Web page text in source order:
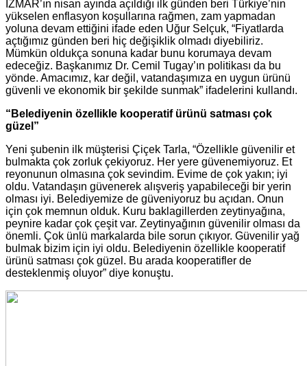
İZMAR’ın nisan ayında açıldığı ilk günden beri Türkiye’nin
yükselen enflasyon koşullarına rağmen, zam yapmadan
yoluna devam ettiğini ifade eden Uğur Selçuk, “Fiyatlarda
açtığımız günden beri hiç değişiklik olmadı diyebiliriz.
Mümkün oldukça sonuna kadar bunu korumaya devam
edeceğiz. Başkanımız Dr. Cemil Tugay’ın politikası da bu
yönde. Amacımız, kar değil, vatandaşımıza en uygun ürünü
güvenli ve ekonomik bir şekilde sunmak” ifadelerini kullandı.
“Belediyenin özellikle kooperatif ürünü satması çok
güzel”
Yeni şubenin ilk müşterisi Çiçek Tarla, “Özellikle güvenilir et
bulmakta çok zorluk çekiyoruz. Her yere güvenemiyoruz. Et
reyonunun olmasına çok sevindim. Evime de çok yakın; iyi
oldu. Vatandaşın güvenerek alışveriş yapabileceği bir yerin
olması iyi. Belediyemize de güveniyoruz bu açıdan. Onun
için çok memnun olduk. Kuru baklagillerden zeytinyağına,
peynire kadar çok çeşit var. Zeytinyağının güvenilir olması da
önemli. Çok ünlü markalarda bile sorun çıkıyor. Güvenilir yağ
bulmak bizim için iyi oldu. Belediyenin özellikle kooperatif
ürünü satması çok güzel. Bu arada kooperatifler de
desteklenmiş oluyor” diye konuştu.